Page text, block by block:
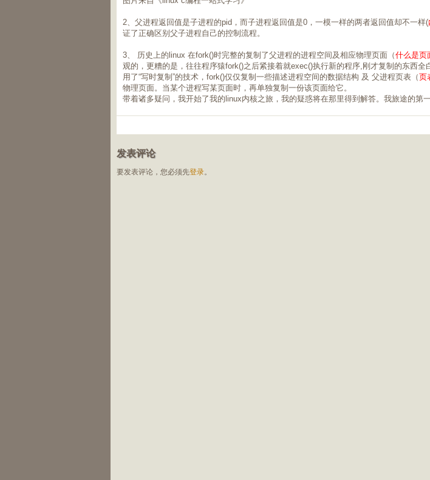
2、父进程返回值是子进程的pid，而子进程返回值是0，一模一样的两者返回值却不一样(
证了正确区别父子进程自己的控制流程。
3、 历史上的linux 在fork()时完整的复制了父进程的进程空间及相应物理页面（什么是页
观的，更糟的是，往往程序猿fork()之后紧接着就exec()执行新的程序,刚才复制的东西全
用了“写时复制”的技术，fork()仅仅复制一些描述进程空间的数据结构 及 父进程页表（页
物理页面。当某个进程写某页面时，再单独复制一份该页面给它。
带着诸多疑问，我开始了我的linux内核之旅，我的疑惑将在那里得到解答。我旅途的第
发表评论
要发表评论，您必须先登录。